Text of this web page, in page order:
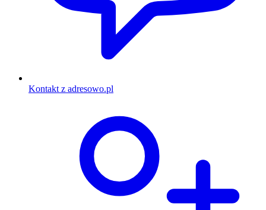
Kontakt z adresowo.pl